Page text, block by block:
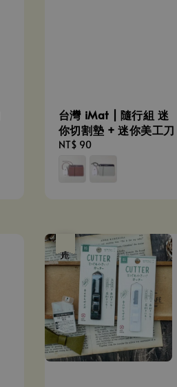
台灣 iMat | 隨行組 迷
你切割墊 + 迷你美工刀
Regular
price
NT$ 90